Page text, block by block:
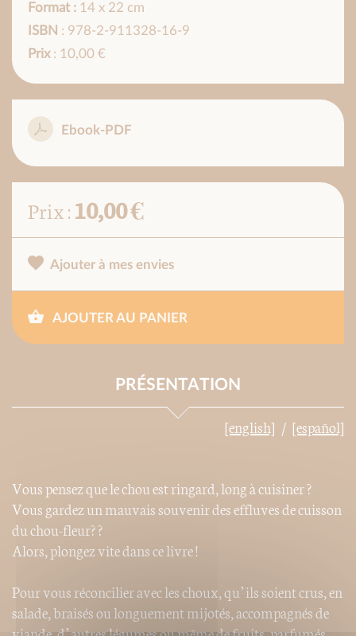
Format : 14 x 22 cm
ISBN : 978-2-911328-16-9
Prix: 10,00 €
Ebook-PDF
Prix :10,00 €
Ajouter à mes envies
AJOUTER AU PANIER
PRÉSENTATION
[english] [español]
Vous pensez que le chou est ringard, long à cuisiner ?
Vous gardez un mauvais souvenir des effluves de cuisson
du chou-fleur? ?
Alors, plongez vite dans ce livre !
Pour vous réconcilier avec les choux, qu’ils soient crus, en
salade, braisés ou longuement mijotés, accompagnés de